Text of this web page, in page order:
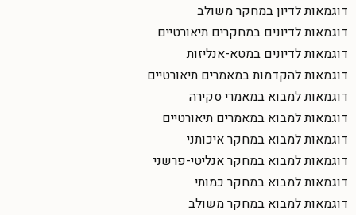
דוגמאות לדיון במחקר משולב
דוגמאות לדיונים במחקרים תיאורטיים
דוגמאות לדיונים במטא-אנליזות
דוגמאות להקדמות במאמרים תיאורטיים
דוגמאות למבוא במאמרי סקירה
דוגמאות למבוא במאמרים תיאורטיים
דוגמאות למבוא במחקר איכותני
דוגמאות למבוא במחקר אנליטי-פרשני
דוגמאות למבוא במחקר כמותי
דוגמאות למבוא במחקר משולב